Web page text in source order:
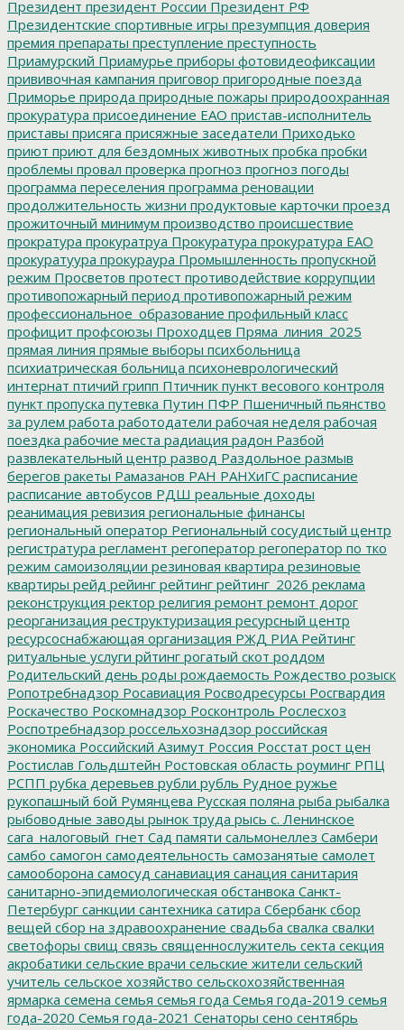
Президент президент России Президент РФ
Президентские спортивные игры презумпция доверия
премия препараты преступление преступность
Приамурский Приамурье приборы фотовидеофиксации
прививочная кампания приговор пригородные поезда
Приморье природа природные пожары природоохранная
прокуратура присоединение ЕАО пристав-исполнитель
приставы присяга присяжные заседатели Приходько
приют приют для бездомных животных пробка пробки
проблемы провал проверка прогноз прогноз погоды
программа переселения программа реновации
продолжительность жизни продуктовые карточки проезд
прожиточный минимум производство происшествие
прократура прокуратруа Прокуратура прокуратура ЕАО
прокуратуура прокураура Промышленность пропускной
режим Просветов протест противодействие коррупции
противопожарный период противопожарный режим
профессиональное_образование профильный класс
профицит профсоюзы Проходцев Пряма_линия_2025
прямая линия прямые выборы психбольница
психиатрическая больница психоневрологический
интернат птичий грипп Птичник пункт весового контроля
пункт пропуска путевка Путин ПФР Пшеничный пьянство
за рулем работа работодатели рабочая неделя рабочая
поездка рабочие места радиация радон Разбой
развлекательный центр развод Раздольное размыв
берегов ракеты Рамазанов РАН РАНХиГС расписание
расписание автобусов РДШ реальные доходы
реанимация ревизия региональные финансы
региональный оператор Региональный сосудистый центр
регистратура регламент регоператор регоператор по тко
режим самоизоляции резиновая квартира резиновые
квартиры рейд рейинг рейтинг рейтинг_2026 реклама
реконструкция ректор религия ремонт ремонт дорог
реорганизация реструктуризация ресурсный центр
ресурсоснабжающая организация РЖД РИА Рейтинг
ритуальные услуги рйтинг рогатый скот роддом
Родительский день роды рождаемость Рождество розыск
Ропотребнадзор Росавиация Росводресурсы Росгвардия
Роскачество Роскомнадзор Росконтроль Рослесхоз
Роспотребнадзор россельхознадзор российская
экономика Российский Азимут Россия Росстат рост цен
Ростислав Гольдштейн Ростовская область роуминг РПЦ
РСПП рубка деревьев рубли рубль Рудное ружье
рукопашный бой Румянцева Русская поляна рыба рыбалка
рыбоводные заводы рынок труда рысь с. Ленинское
сага_налоговый_гнет Сад памяти сальмонеллез Самбери
самбо самогон самодеятельность самозанятые самолет
самооборона самосуд санавиация санация санитария
санитарно-эпидемиологическая обстанвока Санкт-
Петербург санкции сантехника сатира Сбербанк сбор
вещей сбор на здравоохранение свадьба свалка свалки
светофоры свищ связь священнослужитель секта секция
акробатики сельские врачи сельские жители сельский
учитель сельское хозяйство сельскохозяйственная
ярмарка семена семья семья года Семья года-2019 семья
года-2020 Семья года-2021 Сенаторы сено сентябрь